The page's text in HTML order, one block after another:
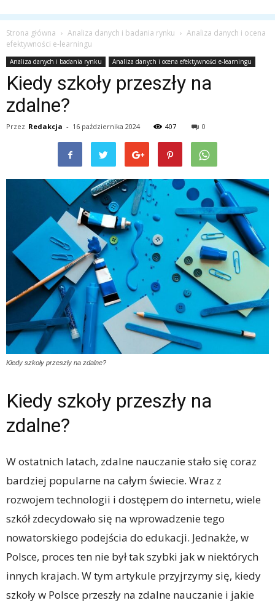
Strona główna Analiza danych i badania rynku
Analiza danych i ocena
efektywności e-learningu
Analiza danych i badania rynku Analiza danych i ocena efektywności e-learningu
Kiedy szkoły przeszły na
zdalne?
Przez Redakcja - 16 października 2024 407 0
Kiedy szkoły przeszły na zdalne?
Kiedy szkoły przeszły na
zdalne?
W ostatnich latach, zdalne nauczanie stało się coraz
bardziej popularne na całym świecie. Wraz z
rozwojem technologii i dostępem do internetu, wiele
szkół zdecydowało się na wprowadzenie tego
nowatorskiego podejścia do edukacji. Jednakże, w
Polsce, proces ten nie był tak szybki jak w niektórych
innych krajach. W tym artykule przyjrzymy się, kiedy
szkoły w Polsce przeszły na zdalne nauczanie i jakie